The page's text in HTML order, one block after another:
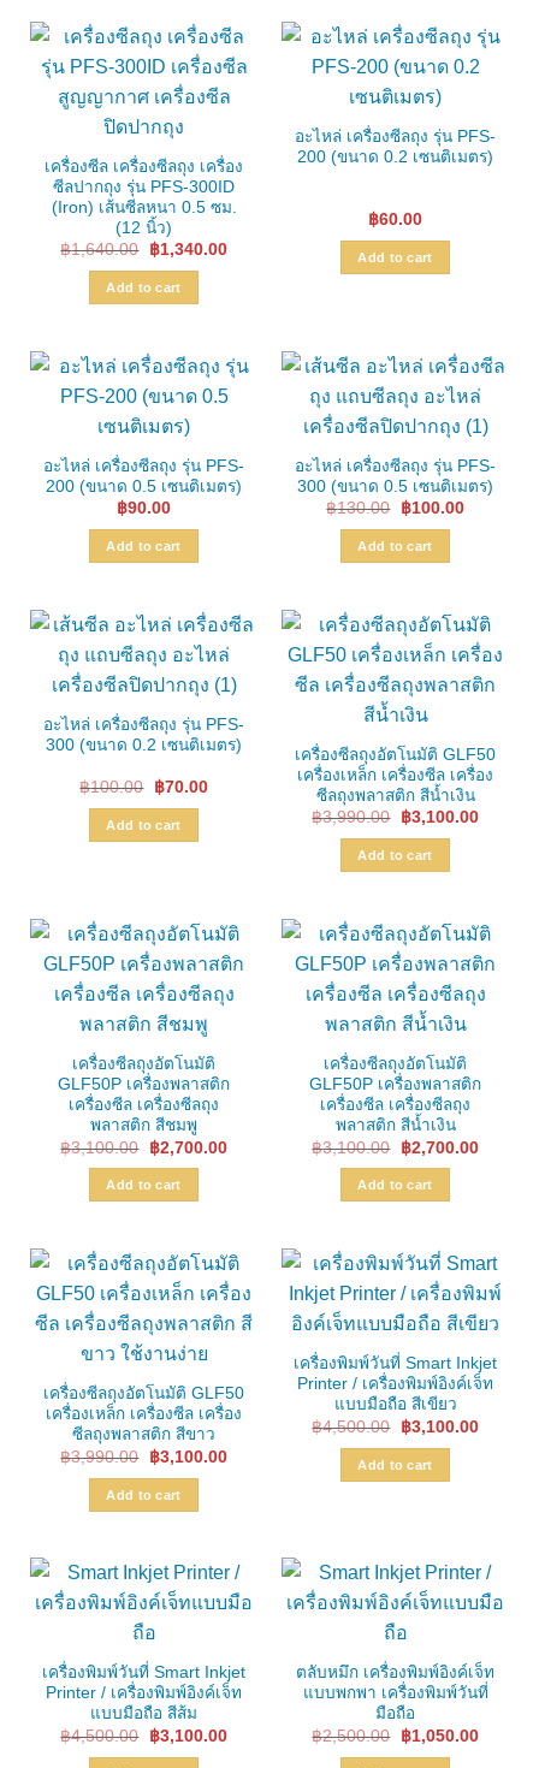
เครื่องซีล เครื่องซีลถุง เครื่อง
ซีลปากถุง รุ่น PFS-300ID
(Iron) เส้นซีลหนา 0.5 ซม.
(12 นิ้ว)
฿1,640.00
Original
was:
฿1,640.00.
฿1,340.00Current
Add to cart
อะไหล่ เครื่องซีลถุง รุ่น PFS-
200 (ขนาด 0.2 เซนติเมตร)
฿60.00
Add to cart
อะไหล่ เครื่องซีลถุง รุ่น PFS-
200 (ขนาด 0.5 เซนติเมตร)
฿90.00
Add to cart
อะไหล่ เครื่องซีลถุง รุ่น PFS-
300 (ขนาด 0.5 เซนติเมตร)
฿130.00
Original
was:
฿130.00.
฿100.00Current
Add to cart
อะไหล่ เครื่องซีลถุง รุ่น PFS-
300 (ขนาด 0.2 เซนติเมตร)
฿100.00
Original
was:
฿100.00.
฿70.00Current
Add to cart
เครื่องซีลถุงอัตโนมัติ GLF50
เครื่องเหล็ก เครื่องซีล เครื่อง
ซีลถุงพลาสติก สีน้ำเงิน
฿3,990.00
Original
was:
฿3,990.00.
฿3,100.00Current
Add to cart
เครื่องซีลถุงอัตโนมัติ
GLF50P เครื่องพลาสติก
เครื่องซีล เครื่องซีลถุง
พลาสติก สีชมพู
฿3,100.00
Original
price
was:
฿3,100.00.
฿2,700.00Current
Add to cart
เครื่องซีลถุงอัตโนมัติ
GLF50P เครื่องพลาสติก
เครื่องซีล เครื่องซีลถุง
พลาสติก สีน้ำเงิน
฿3,100.00
Original
price
was:
฿3,100.00.
฿2,700.00Current
Add to cart
เครื่องซีลถุงอัตโนมัติ GLF50
เครื่องเหล็ก เครื่องซีล เครื่อง
ซีลถุงพลาสติก สีขาว
฿3,990.00
Original
price
฿3,990.00.
฿3,100.00Current
Add to cart
เครื่องพิมพ์วันที่ Smart Inkjet
Printer / เครื่องพิมพ์อิงค์เจ็ท
แบบมือถือ สีเขียว
฿4,500.00
Original
price
฿4,500.00.
฿3,100.00Current
Add to cart
เครื่องพิมพ์วันที่ Smart Inkjet
Printer / เครื่องพิมพ์อิงค์เจ็ท
แบบมือถือ สีส้ม
฿4,500.00
Original
฿3,100.00Current
ตลับหมึก เครื่องพิมพ์อิงค์เจ็ท
แบบพกพา เครื่องพิมพ์วันที่
มือถือ
฿2,500.00
Original
฿1,050.00Current